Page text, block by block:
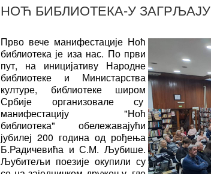
НОЋ БИБЛИОТЕКА-У
Прво вече манифестације Ноћ
библиотека је иза нас. По први
пут, на иницијативу Народне
библиотеке и Министарства
културе, библиотеке широм
Србије организовале су
манифестацију "Ноћ
библиотека" обележавајући
јубилеј 200 година од рођења
Б.Радичевића и С.М. Љубише.
Љубитељи поезије окупили су